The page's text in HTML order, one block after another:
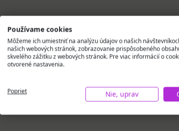
Používame cookies
Môžeme ich umiestniť na analýzu údajov o našich
našich webových stránok, zobrazovanie prispôsobeného
skvelého zážitku z webových stránok. Pre viac informácií o
otvorené nastavenia.
Poprieť Nie, uprav